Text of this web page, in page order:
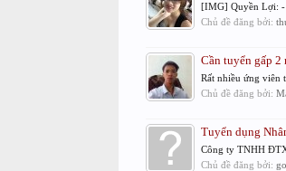
[IMG] Quyền Lợi: -
Chủ đề đăng bởi:
Cần tuyển gấp
Rất nhiều ứng viên
Chủ đề đăng bởi:
Tuyển dụng
Công ty TNHH
Chủ đề đăng bởi: